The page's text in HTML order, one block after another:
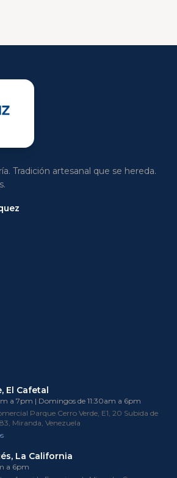
Tradición artesanal que se hereda.
El Cafetal
a 7pm | Domingos de 11:30am a 6pm
Parque Cerro Verde, E1, 20 Subida de
Miranda, Venezuela
La California
a 6pm